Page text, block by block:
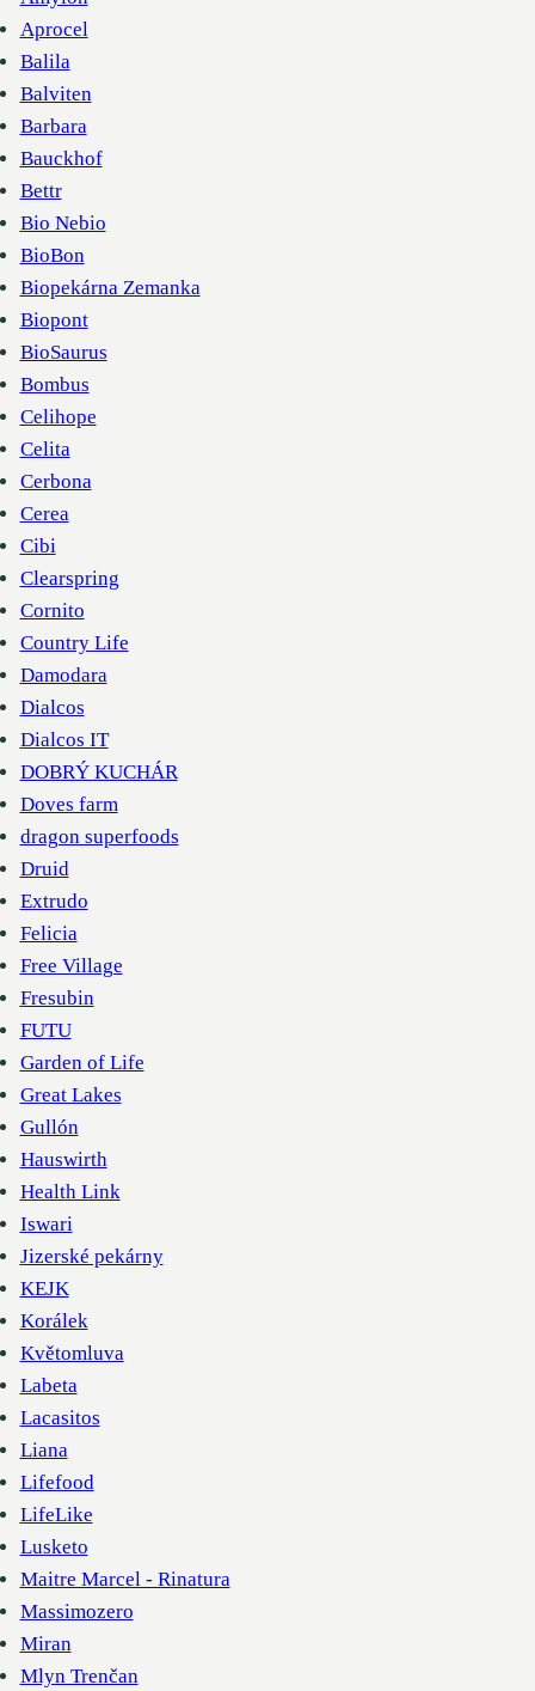
Aprocel
Balila
Balviten
Barbara
Bauckhof
Bettr
Bio Nebio
BioBon
Biopekárna Zemanka
Biopont
BioSaurus
Bombus
Celihope
Celita
Cerbona
Cerea
Cibi
Clearspring
Cornito
Country Life
Damodara
Dialcos
Dialcos IT
DOBRÝ KUCHÁR
Doves farm
dragon superfoods
Druid
Extrudo
Felicia
Free Village
Fresubin
FUTU
Garden of Life
Great Lakes
Gullón
Hauswirth
Health Link
Iswari
Jizerské pekárny
KEJK
Korálek
Květomluva
Labeta
Lacasitos
Liana
Lifefood
LifeLike
Lusketo
Maitre Marcel - Rinatura
Massimozero
Miran
Mlyn Trenčan